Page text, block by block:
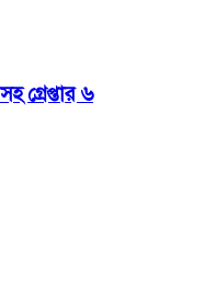
গ্রেপ্তার ৬